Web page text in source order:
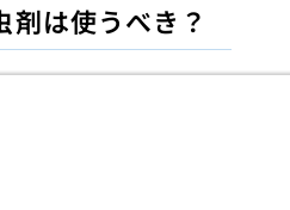
は使うべき？